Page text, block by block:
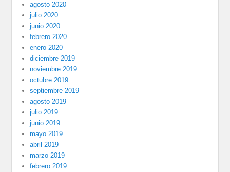
agosto 2020
julio 2020
junio 2020
febrero 2020
enero 2020
diciembre 2019
noviembre 2019
octubre 2019
septiembre 2019
agosto 2019
julio 2019
junio 2019
mayo 2019
abril 2019
marzo 2019
febrero 2019